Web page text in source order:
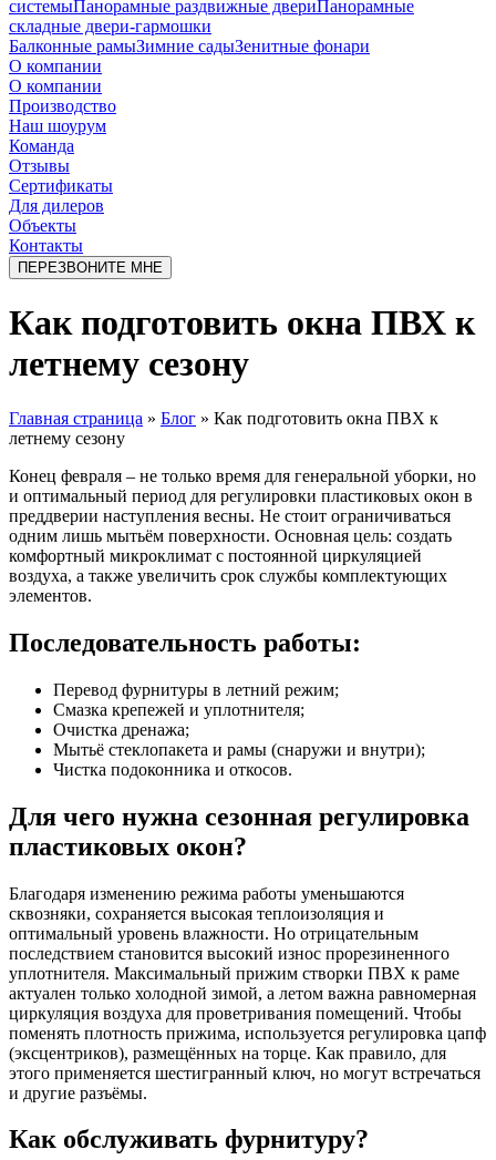
системыПанорамные раздвижные двериПанорамные
складные двери-гармошки
Балконные рамыЗимние садыЗенитные фонари
О компании
О компании
Производство
Наш шоурум
Команда
Отзывы
Сертификаты
Для дилеров
Объекты
Контакты
ПЕРЕЗВОНИТЕ МНЕ
Как подготовить окна ПВХ к
летнему сезону
Главная страница » Блог » Как подготовить окна ПВХ к
летнему сезону
Конец февраля – не только время для генеральной уборки, но
и оптимальный период для регулировки пластиковых окон в
преддверии наступления весны. Не стоит ограничиваться
одним лишь мытьём поверхности. Основная цель: создать
комфортный микроклимат с постоянной циркуляцией
воздуха, а также увеличить срок службы комплектующих
элементов.
Последовательность работы:
Перевод фурнитуры в летний режим;
Смазка крепежей и уплотнителя;
Очистка дренажа;
Мытьё стеклопакета и рамы (снаружи и внутри);
Чистка подоконника и откосов.
Для чего нужна сезонная регулировка
пластиковых окон?
Благодаря изменению режима работы уменьшаются
сквозняки, сохраняется высокая теплоизоляция и
оптимальный уровень влажности. Но отрицательным
последствием становится высокий износ прорезиненного
уплотнителя. Максимальный прижим створки ПВХ к раме
актуален только холодной зимой, а летом важна равномерная
циркуляция воздуха для проветривания помещений. Чтобы
поменять плотность прижима, используется регулировка цапф
(эксцентриков), размещённых на торце. Как правило, для
этого применяется шестигранный ключ, но могут встречаться
и другие разъёмы.
Как обслуживать фурнитуру?